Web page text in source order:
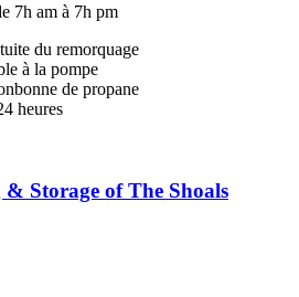
7h am à 7h pm
du remorquage
à la pompe
de propane
heures
Storage of The Shoals